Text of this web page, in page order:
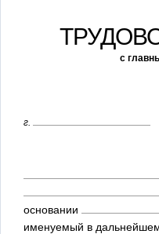
с
г.
основании
именуемый в